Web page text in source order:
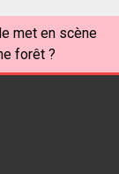
met en scène
forêt ?